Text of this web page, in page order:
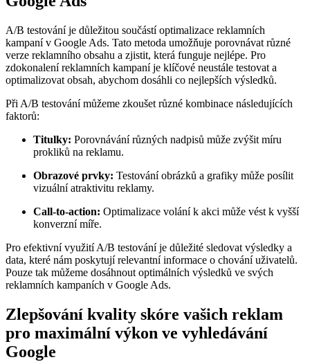
A/B testování je důležitou součástí optimalizace reklamních
kampaní v Google Ads. Tato metoda umožňuje porovnávat různé
verze reklamního obsahu a zjistit, která funguje nejlépe. Pro
zdokonalení reklamních kampaní je klíčové neustále testovat a
optimalizovat obsah, abychom dosáhli co nejlepších výsledků.
Při A/B testování můžeme zkoušet různé kombinace následujících
faktorů:
Titulky: Porovnávání různých nadpisů může zvýšit míru
prokliků na reklamu.
Obrazové prvky: Testování obrázků a grafiky může posílit
vizuální atraktivitu reklamy.
Call-to-action: Optimalizace volání k akci může vést k vyšší
konverzní míře.
Pro efektivní využití A/B testování je důležité sledovat výsledky a
data, které nám poskytují relevantní informace o chování uživatelů.
Pouze tak můžeme dosáhnout optimálních výsledků ve svých
reklamních kampaních v Google Ads.
Zlepšování kvality skóre vašich reklam
pro maximální výkon ve vyhledávání
Google